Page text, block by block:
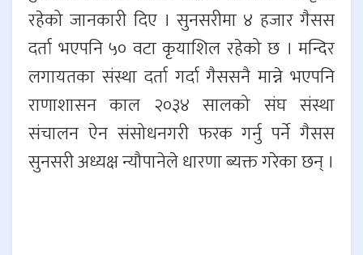
रहेको जानकारी दिए । सुनसरीमा ४ हजार गैसस
दर्ता भएपनि ५० वटा कृयाशिल रहेको छ । मन्दिर
लगायतका संस्था दर्ता गर्दा गैससनै मान्ने भएपनि
राणाशासन काल २०३४ सालको संघ संस्था
संचालन ऐन संसोधनगरी फरक गर्नु पर्ने गैसस
सुनसरी अध्यक्ष न्यौपानेले धारणा ब्यक्त गरेका छन् ।